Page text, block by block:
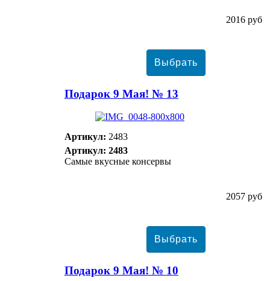
2016 руб
Подарок 9 Мая! № 13
Артикул: 2483
Артикул: 2483
Самые вкусные консервы
2057 руб
Подарок 9 Мая! № 10